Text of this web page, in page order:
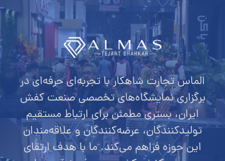
الماس تجارت شاهکار با تجربه‌ای حرفه‌ای در
برگزاری نمایشگاه‌های تخصصی صنعت کفش
ایران، بستری مطمئن برای ارتباط مستقیم
تولیدکنندگان، عرضه‌کنندگان و علاقه‌مندان
این حوزه فراهم می‌کند. ما با هدف ارتقای